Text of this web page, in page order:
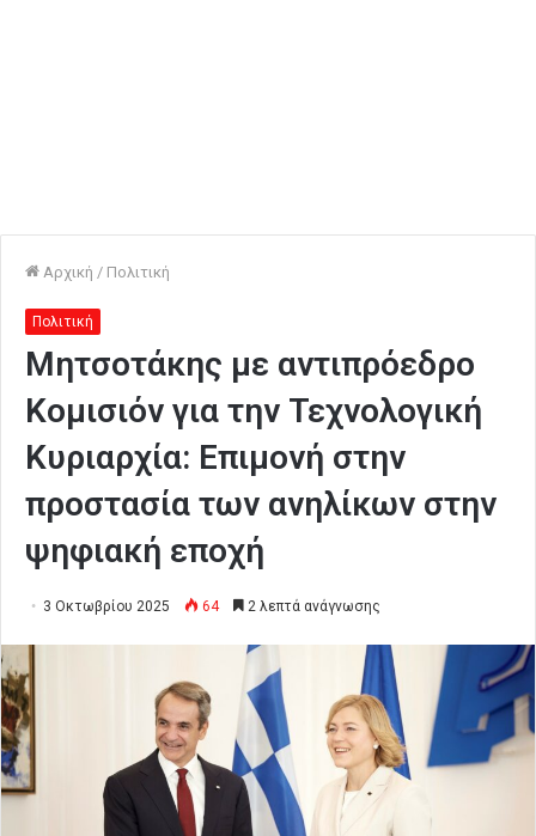
Αρχική / Πολιτική
Πολιτική
Μητσοτάκης με αντιπρόεδρο
Κομισιόν για την Τεχνολογική
Κυριαρχία: Επιμονή στην
προστασία των ανηλίκων στην
ψηφιακή εποχή
3 Οκτωβρίου 2025 64 2 λεπτά ανάγνωσης